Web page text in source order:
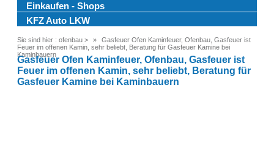
Einkaufen - Shops
KFZ Auto LKW
Sie sind hier : ofenbau >
Gasfeuer Ofen Kaminfeuer, Ofenbau, Gasfeuer ist
Feuer im offenen Kamin, sehr beliebt, Beratung für Gasfeuer Kamine bei
Kaminbauern
Gasfeuer Ofen Kaminfeuer, Ofenbau, Gasfeuer ist
Feuer im offenen Kamin, sehr beliebt, Beratung für
Gasfeuer Kamine bei Kaminbauern